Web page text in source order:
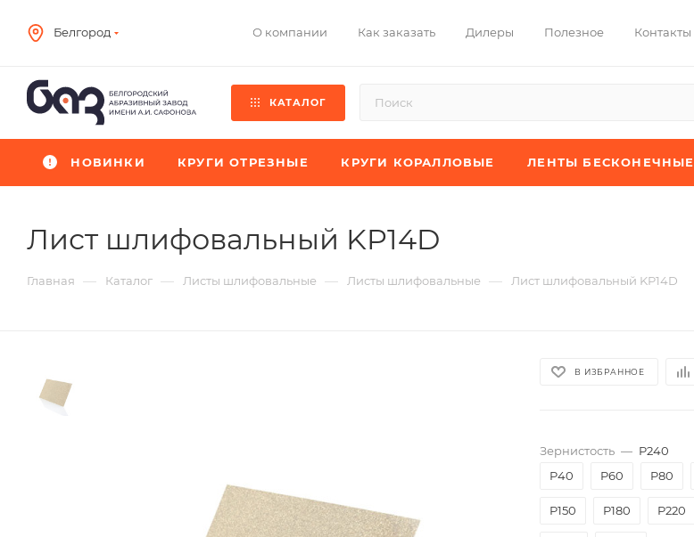
Белгород О компании Как заказать Дилеры Полезное Контакты
КАТАЛОГ
НОВИНКИ КРУГИ ОТРЕЗНЫЕ КРУГИ КОРАЛЛОВЫЕ ЛЕНТЫ БЕСКОНЕЧНЫЕ
Лист шлифовальный KP14D
Главная — Каталог — Листы шлифовальные — Листы шлифовальные — Лист шлифовальный KP14D
В ИЗБРАННОЕ
Зернистость — P240
P40
P60 P80
P150 P180 P220